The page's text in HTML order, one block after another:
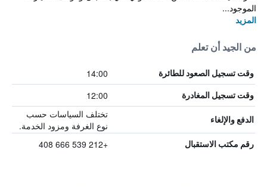
الموجود...
المزيد
من الجيد أن تعلم
وقت تسجيل الصعود للطائرة 14:00
وقت تسجيل المغادرة 12:00
الدفع والإلغاء
تختلف السياسات حسب
نوع الغرفة ومزود الخدمة.
رقم مكتب الاستقبال +212 539 666 408